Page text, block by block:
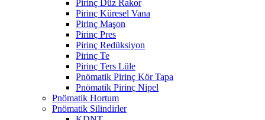
Pirinç Düz Rakor
Pirinç Küresel Vana
Pirinç Maşon
Pirinç Pres
Pirinç Redüksiyon
Pirinç Te
Pirinç Ters Lüle
Pnömatik Pirinç Kör Tapa
Pnömatik Pirinç Nipel
Pnömatik Hortum
Pnömatik Silindirler